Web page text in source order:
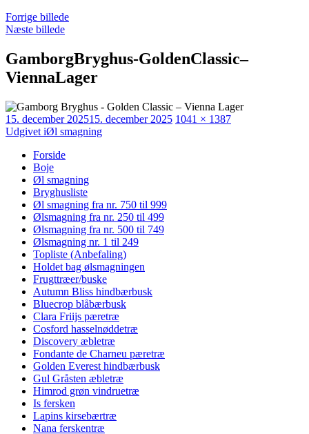
Forrige billede
Næste billede
GamborgBryghus-GoldenClassic–
ViennaLager
Udgivet
15. december 202515. december 2025 Faktisk
1041 × 1387
Indlægsnavigation
Udgivet iØl smagning
Forside
Boje
Øl smagning
Bryghusliste
Øl smagning fra nr. 750 til 999
Ølsmagning fra nr. 250 til 499
Ølsmagning fra nr. 500 til 749
Ølsmagning nr. 1 til 249
Topliste (Anbefaling)
Holdet bag ølsmagningen
Frugttræer/buske
Autumn Bliss hindbærbusk
Bluecrop blåbærbusk
Clara Friijs pæretræ
Cosford hasselnøddetræ
Discovery æbletræ
Fondante de Charneu pæretræ
Golden Everest hindbærbusk
Gul Gråsten æbletræ
Himrod grøn vindruetræ
Is fersken
Lapins kirsebærtræ
Nana ferskentræ